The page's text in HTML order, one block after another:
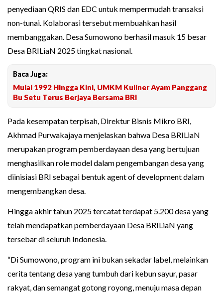
penyediaan QRIS dan EDC untuk mempermudah transaksi
non-tunai. Kolaborasi tersebut membuahkan hasil
membanggakan. Desa Sumowono berhasil masuk 15 besar
Desa BRILiaN 2025 tingkat nasional.
Baca Juga:
Mulai 1992 Hingga Kini, UMKM Kuliner Ayam Panggang
Bu Setu Terus Berjaya Bersama BRI
Pada kesempatan terpisah, Direktur Bisnis Mikro BRI,
Akhmad Purwakajaya menjelaskan bahwa Desa BRILiaN
merupakan program pemberdayaan desa yang bertujuan
menghasilkan role model dalam pengembangan desa yang
diinisiasi BRI sebagai bentuk agent of development dalam
mengembangkan desa.
Hingga akhir tahun 2025 tercatat terdapat 5.200 desa yang
telah mendapatkan pemberdayaan Desa BRILiaN yang
tersebar di seluruh Indonesia.
“Di Sumowono, program ini bukan sekadar label, melainkan
cerita tentang desa yang tumbuh dari kebun sayur, pasar
rakyat, dan semangat gotong royong, menuju masa depan